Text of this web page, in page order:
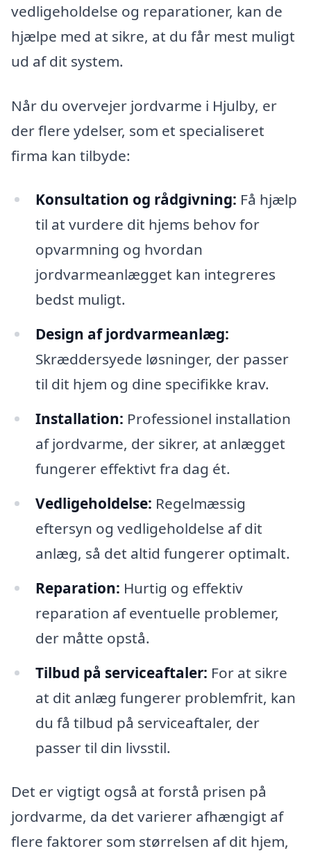
vedligeholdelse og reparationer, kan de
hjælpe med at sikre, at du får mest muligt
ud af dit system.
Når du overvejer jordvarme i Hjulby, er
der flere ydelser, som et specialiseret
firma kan tilbyde:
Konsultation og rådgivning: Få hjælp
til at vurdere dit hjems behov for
opvarmning og hvordan
jordvarmeanlægget kan integreres
bedst muligt.
Design af jordvarmeanlæg:
Skræddersyede løsninger, der passer
til dit hjem og dine specifikke krav.
Installation: Professionel installation
af jordvarme, der sikrer, at anlægget
fungerer effektivt fra dag ét.
Vedligeholdelse: Regelmæssig
eftersyn og vedligeholdelse af dit
anlæg, så det altid fungerer optimalt.
Reparation: Hurtig og effektiv
reparation af eventuelle problemer,
der måtte opstå.
Tilbud på serviceaftaler: For at sikre
at dit anlæg fungerer problemfrit, kan
du få tilbud på serviceaftaler, der
passer til din livsstil.
Det er vigtigt også at forstå prisen på
jordvarme, da det varierer afhængigt af
flere faktorer som størrelsen af dit hjem,